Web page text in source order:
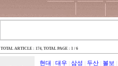
TOTAL ARTICLE : 174, TOTAL PAGE : 1 / 6
현대 대우 삼성 두산 볼보